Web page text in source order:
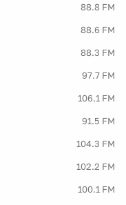
88.8 FM
88.6 FM
88.3 FM
97.7 FM
106.1 FM
91.5 FM
104.3 FM
102.2 FM
100.1 FM